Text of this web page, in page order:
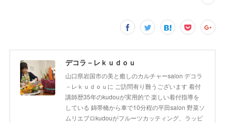
デコラ－レｋｕｄｏｕ
山口県岩国市の美と癒しのカルチャーsalon デコラ
－レｋｕｄｏｕに ご訪問有り難うございます 着付
講師歴35年のkudouが実用的で 楽しい着付指導を
している 錦帯橋から車で10分程の平田salon 野菜ソ
ムリエプロkudouがフルーツカッティング、ラッピ